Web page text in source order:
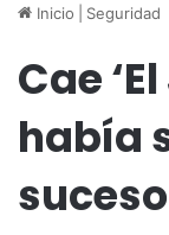
Inicio Seguridad
Cae
había